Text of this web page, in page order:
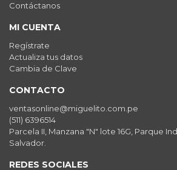
Contáctanos
MI CUENTA
Regístrate
Actualiza tus datos
Cambia de Clave
CONTACTO
ventasonline@miguelito.com.pe
(511) 6396514
Parcela II, Manzana "N" lote 16G, Parque
Salvador.
REDES SOCIALES